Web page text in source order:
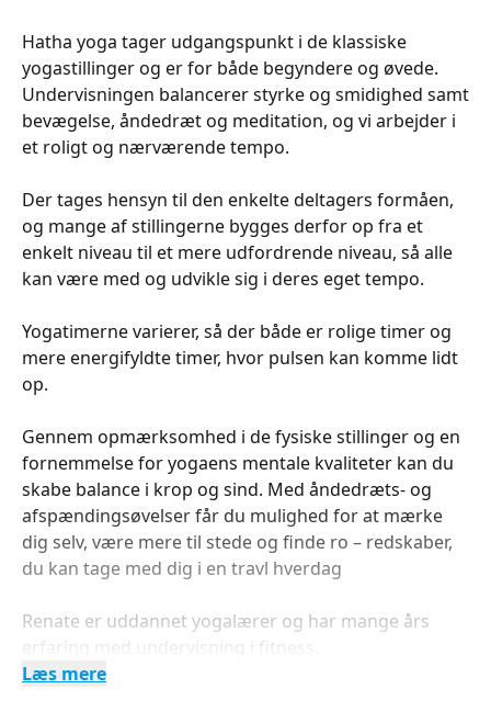
Hatha yoga tager udgangspunkt i de klassiske
yogastillinger og er for både begyndere og øvede.
Undervisningen balancerer styrke og smidighed samt
bevægelse, åndedræt og meditation, og vi arbejder i
et roligt og nærværende tempo.
Der tages hensyn til den enkelte deltagers formåen,
og mange af stillingerne bygges derfor op fra et
enkelt niveau til et mere udfordrende niveau, så alle
kan være med og udvikle sig i deres eget tempo.
Yogatimerne varierer, så der både er rolige timer og
mere energifyldte timer, hvor pulsen kan komme lidt
op.
Gennem opmærksomhed i de fysiske stillinger og en
fornemmelse for yogaens mentale kvaliteter kan du
skabe balance i krop og sind. Med åndedræts- og
afspændingsøvelser får du mulighed for at mærke
dig selv, være mere til stede og finde ro – redskaber,
du kan tage med dig i en travl hverdag
Renate er uddannet yogalærer og har mange års
erfaring med undervisning i fitness.
Læs mere